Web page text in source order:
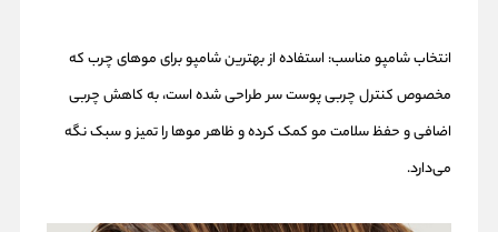
انتخاب شامپو مناسب: استفاده از بهترین شامپو برای موهای چرب که
مخصوص کنترل چربی پوست سر طراحی شده است، به کاهش چربی
اضافی و حفظ سلامت مو کمک کرده و ظاهر موها را تمیز و سبک نگه
می‌دارد.